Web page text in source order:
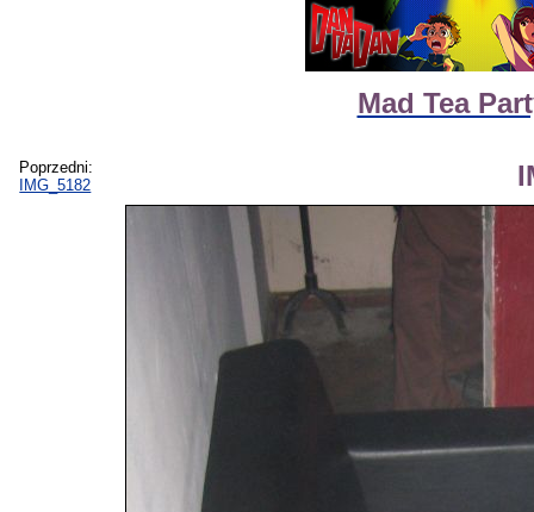
Mad Tea
Poprzedni:
IMG_5182